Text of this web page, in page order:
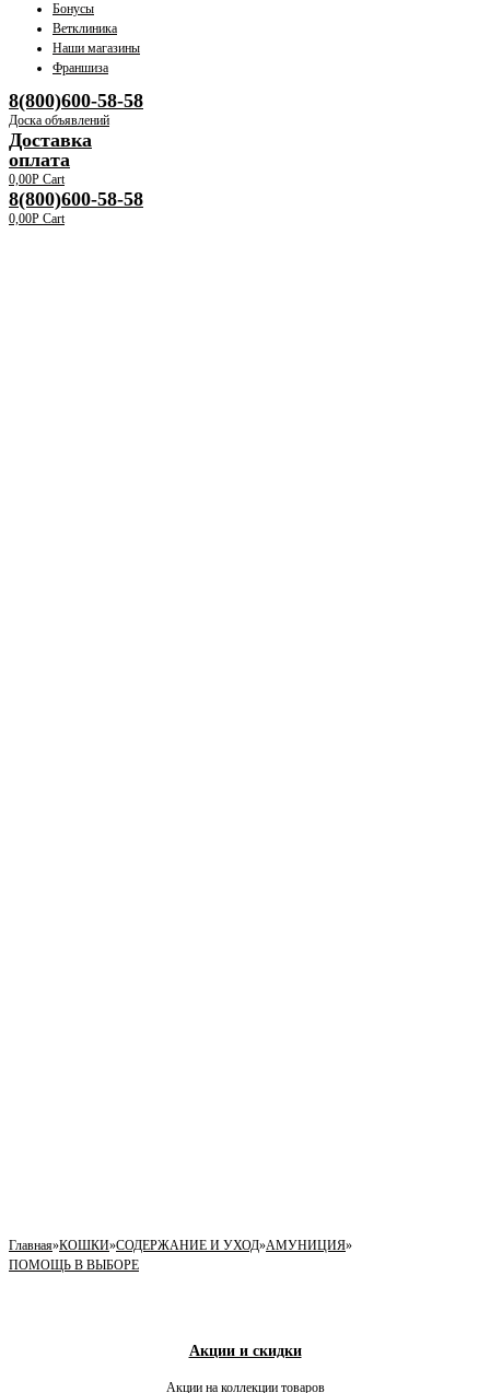
Бонусы
Ветклиника
Наши магазины
Франшиза
8(800)600-58-58
Доска объявлений
Доставка
оплата
0,00Р Cart
8(800)600-58-58
0,00Р Cart
Главная»КОШКИ»СОДЕРЖАНИЕ И УХОД»АМУНИЦИЯ»
ПОМОЩЬ В ВЫБОРЕ
Акции и скидки
Акции на коллекции товаров